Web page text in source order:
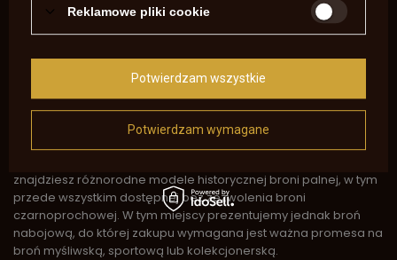
1 200,00 zł/szt.
Historyczne dubeltówki i inne strzelby śrutowe będące
perfekcyjnie odwzorowanymi replikami oryginalnej broni
nabojowej znajdującej się na wyposażeniu wielu
dziewiętnastowiecznych myśliwych to doskonały pomysł na
znajdziesz różnorodne modele historycznej broni palnej, w tym
przede wszystkim dostępnej bez zezwolenia broni
czarnoprochowej. W tym miejscy prezentujemy jednak broń
nabojową, do której zakupu wymagana jest ważna promesa na
broń myśliwską, sportową lub kolekcjonerską.
Reklamowe pliki cookie
Potwierdzam wymagane
Potwierdzam wszystkie